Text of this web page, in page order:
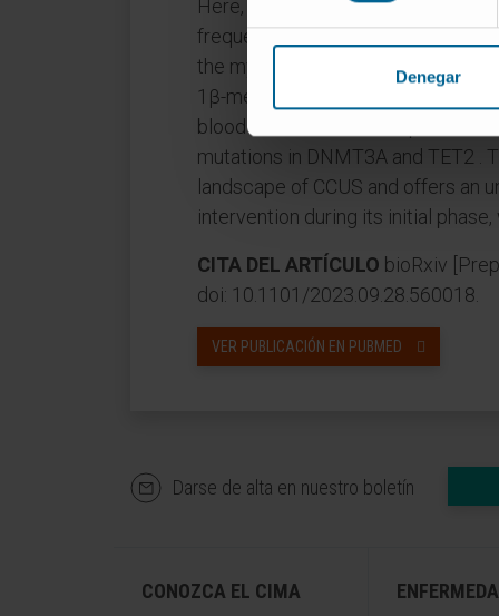
Denegar
Here, we demonstrate that
frequent mutations in CCUS,
the myeloid lineage at the
1β-mediated inflammatory
blood cell transfusion
mutations in DNMT3A and TET2 .
landscape of CCUS and offers an
intervention during its initial
CITA DEL ARTÍCULO bioRxiv
doi: 10.1101/2023.09.28.560018.
VER PUBLICACIÓN EN PUBMED
Darse de alta en nuestro boletín
CONOZCA EL CIMA